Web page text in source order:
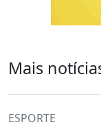
Mais
ESPORTE